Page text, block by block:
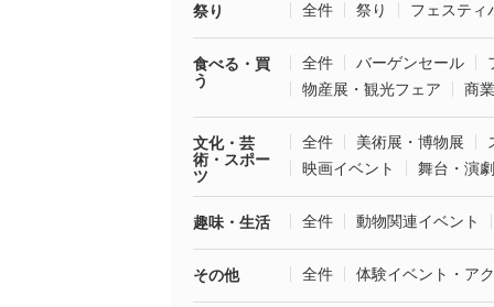
祭り 全件 祭り フェスティ
食べる・買
う
全件 バーゲンセール
物産展・観光フェア
商
文化・芸
術・スポー
ツ
全件 美術展・博物展
映画イベント
舞台・演劇
趣味・生活 全件 動物関連イベント
その他 全件 体験イベント・ア